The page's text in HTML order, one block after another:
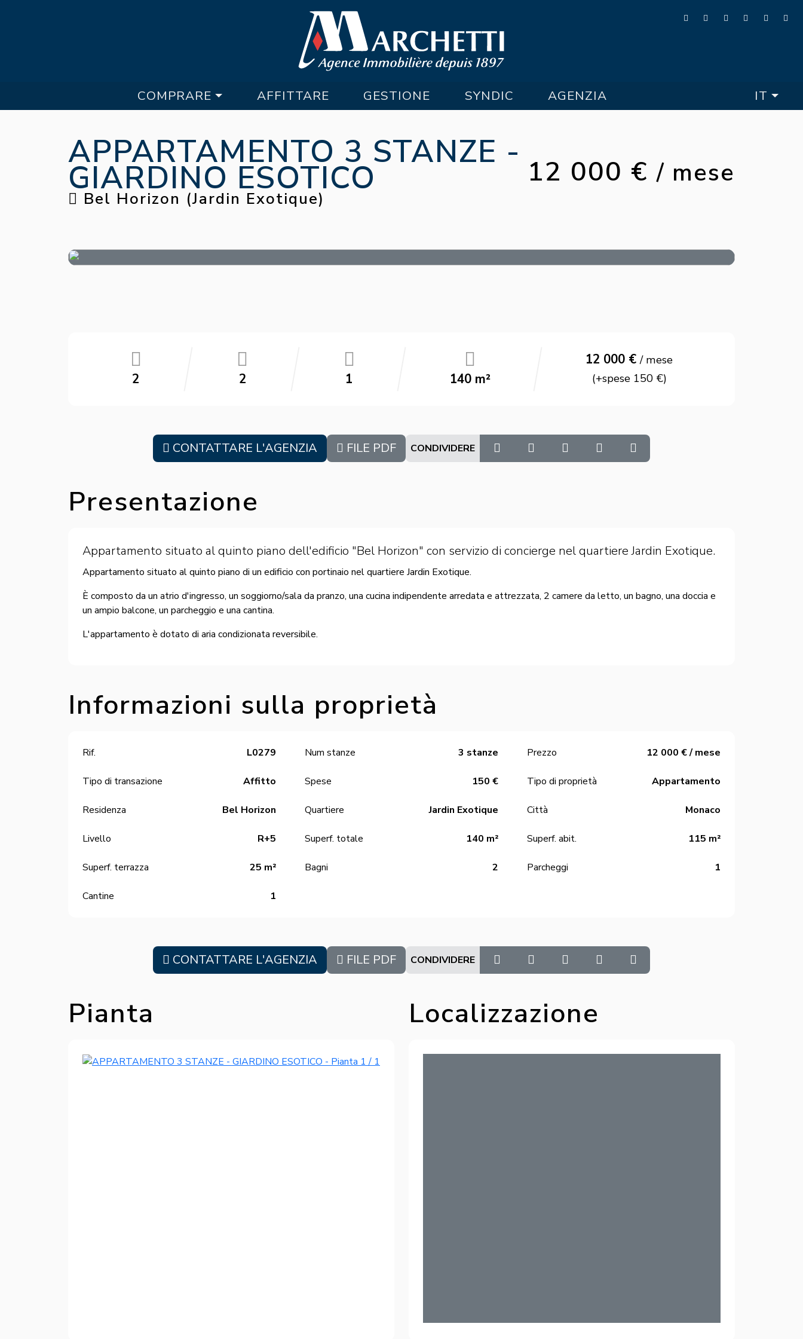
COMPRARE AFFITTARE GESTIONE SYNDIC AGENZIA IT
APPARTAMENTO 3 STANZE -
GIARDINO ESOTICO
Bel Horizon (Jardin Exotique)
12 000 €/ mese
2 2 1 140 m²
12 000 €/ mese
(+spese 150 €)
CONTATTARE L'AGENZIA FILE PDF CONDIVIDERE
Presentazione
Appartamento situato al quinto piano dell'edificio "Bel Horizon" con servizio di concierge nel quartiere Jardin Exotique.
Appartamento situato al quinto piano di un edificio con portinaio nel quartiere Jardin Exotique.
È composto da un atrio d'ingresso, un soggiorno/sala da pranzo, una cucina indipendente arredata e attrezzata, 2 camere da letto, un bagno, una doccia e
un ampio balcone, un parcheggio e una cantina.
L'appartamento è dotato di aria condizionata reversibile.
Informazioni sulla proprietà
Rif. L0279 Num stanze 3 stanze Prezzo 12 000 € / mese
Tipo di transazione Affitto Spese 150 € Tipo di proprietà Appartamento
Residenza Bel Horizon Quartiere Jardin Exotique Città Monaco
Livello R+5 Superf. totale 140 m² Superf. abit. 115 m²
Superf. terrazza 25 m² Bagni 2 Parcheggi 1
Cantine 1
CONTATTARE L'AGENZIA FILE PDF CONDIVIDERE
Pianta Localizzazione